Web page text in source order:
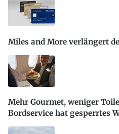
Miles and More verlängert
Mehr Gourmet, weniger
Bordservice hat gesperrtes